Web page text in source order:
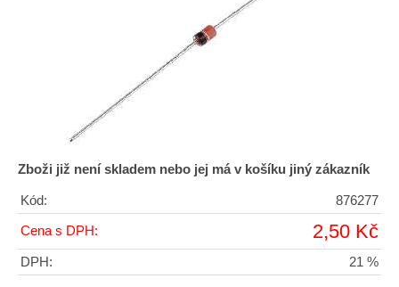
Zboži již není skladem nebo jej má v košíku jiný zákazník
Kód: 876277
Cena s DPH: 2,50 Kč
DPH: 21 %